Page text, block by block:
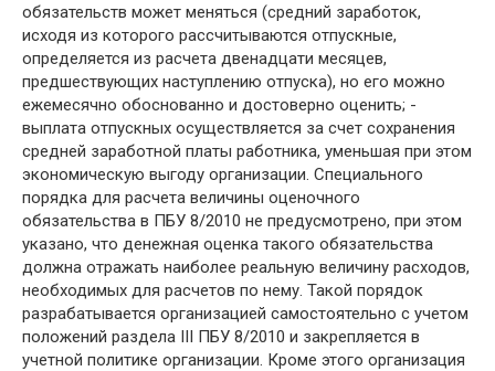
обязательств может меняться (средний заработок,
исходя из которого рассчитываются отпускные,
определяется из расчета двенадцати месяцев,
предшествующих наступлению отпуска), но его можно
ежемесячно обоснованно и достоверно оценить; -
выплата отпускных осуществляется за счет сохранения
средней заработной платы работника, уменьшая при этом
экономическую выгоду организации. Специального
порядка для расчета величины оценочного
обязательства в ПБУ 8/2010 не предусмотрено, при этом
указано, что денежная оценка такого обязательства
должна отражать наиболее реальную величину расходов,
необходимых для расчетов по нему. Такой порядок
разрабатывается организацией самостоятельно с учетом
положений раздела III ПБУ 8/2010 и закрепляется в
учетной политике организации. Кроме этого организация